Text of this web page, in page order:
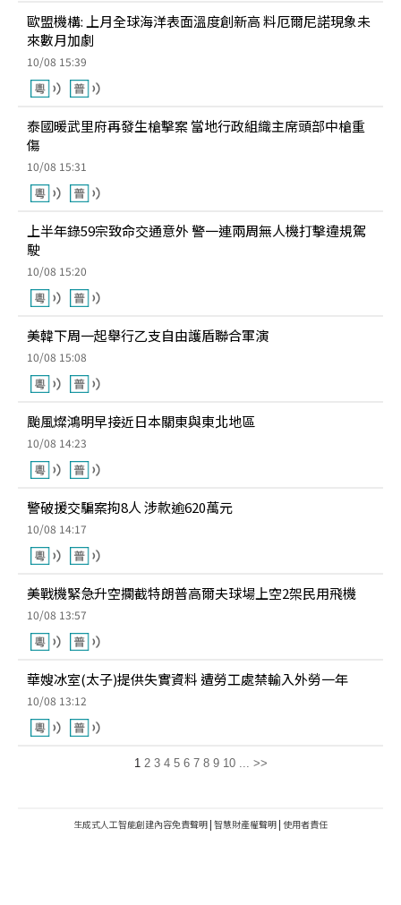
歐盟機構: 上月全球海洋表面溫度創新高 料厄爾尼諾現象未
來數月加劇
10/08 15:39
泰國暖武里府再發生槍擊案 當地行政組織主席頭部中槍重
傷
10/08 15:31
上半年錄59宗致命交通意外 警一連兩周無人機打擊違規駕
駛
10/08 15:20
美韓下周一起舉行乙支自由護盾聯合軍演
10/08 15:08
颱風燦鴻明早接近日本關東與東北地區
10/08 14:23
警破援交騙案拘8人 涉款逾620萬元
10/08 14:17
美戰機緊急升空攔截特朗普高爾夫球場上空2架民用飛機
10/08 13:57
華嫂冰室(太子)提供失實資料 遭勞工處禁輸入外勞一年
10/08 13:12
1 2 3 4 5 6 7 8 9 10 ... >>
生成式人工智能創建內容免責聲明 | 智慧財產權聲明 | 使用者責任